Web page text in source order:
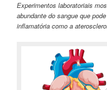
Experimentos laboratoriais
abundante do sangue que
inflamatória como a